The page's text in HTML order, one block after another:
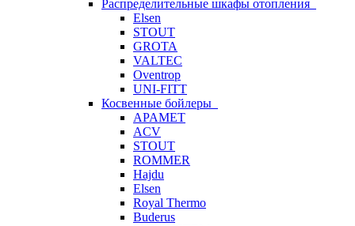
Распределительные шкафы отопления
Elsen
STOUT
GROTA
VALTEC
Oventrop
UNI-FITT
Косвенные бойлеры
APAMET
ACV
STOUT
ROMMER
Hajdu
Elsen
Royal Thermo
Buderus